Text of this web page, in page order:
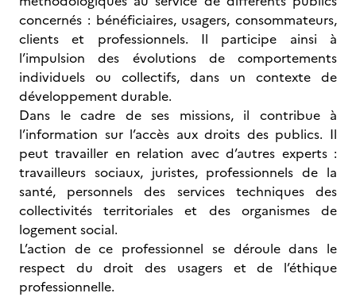
concernés : bénéficiaires, usagers, consommateurs,
clients et professionnels. Il participe ainsi à
l’impulsion des évolutions de comportements
individuels ou collectifs, dans un contexte de
développement durable.
Dans le cadre de ses missions, il contribue à
l’information sur l’accès aux droits des publics. Il
peut travailler en relation avec d’autres experts :
travailleurs sociaux, juristes, professionnels de la
santé, personnels des services techniques des
collectivités territoriales et des organismes de
logement social.
L’action de ce professionnel se déroule dans le
respect du droit des usagers et de l’éthique
professionnelle.